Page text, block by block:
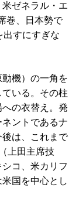
ゼネラル・エ
巻、日本勢で
出すにすぎな
機）の一角を
いる。その柱
の衣替え。発
ントであるナ
は、これまで
上田主席技
コ、米カリフ
国を中心とし